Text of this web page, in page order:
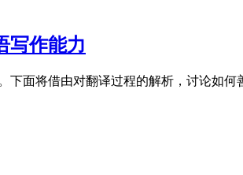
写作能力
下面将借由对翻译过程的解析，讨论如何